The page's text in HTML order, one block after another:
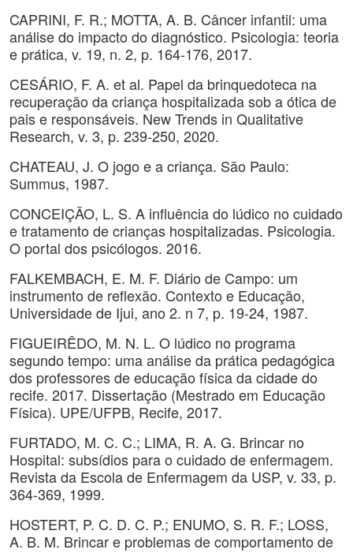
CAPRINI, F. R.; MOTTA, A. B. Câncer infantil: uma
análise do impacto do diagnóstico. Psicologia: teoria
e prática, v. 19, n. 2, p. 164-176, 2017.
CESÁRIO, F. A. et al. Papel da brinquedoteca na
recuperação da criança hospitalizada sob a ótica de
pais e responsáveis. New Trends in Qualitative
Research, v. 3, p. 239-250, 2020.
CHATEAU, J. O jogo e a criança. São Paulo:
Summus, 1987.
CONCEIÇÃO, L. S. A influência do lúdico no cuidado
e tratamento de crianças hospitalizadas. Psicologia.
O portal dos psicólogos. 2016.
FALKEMBACH, E. M. F. Diário de Campo: um
instrumento de reflexão. Contexto e Educação,
Universidade de Ijui, ano 2. n 7, p. 19-24, 1987.
FIGUEIRÊDO, M. N. L. O lúdico no programa
segundo tempo: uma análise da prática pedagógica
dos professores de educação física da cidade do
recife. 2017. Dissertação (Mestrado em Educação
Física). UPE/UFPB, Recife, 2017.
FURTADO, M. C. C.; LIMA, R. A. G. Brincar no
Hospital: subsídios para o cuidado de enfermagem.
Revista da Escola de Enfermagem da USP, v. 33, p.
364-369, 1999.
HOSTERT, P. C. D. C. P.; ENUMO, S. R. F.; LOSS,
A. B. M. Brincar e problemas de comportamento de